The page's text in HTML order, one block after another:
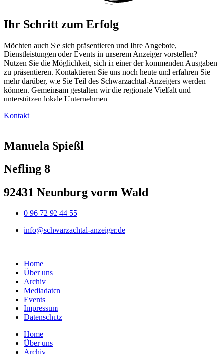
Ihr Schritt zum Erfolg
Möchten auch Sie sich präsentieren und Ihre Angebote,
Dienstleistungen oder Events in unserem Anzeiger vorstellen?
Nutzen Sie die Möglichkeit, sich in einer der kommenden Ausgaben
zu präsentieren. Kontaktieren Sie uns noch heute und erfahren Sie
mehr darüber, wie Sie Teil des Schwarzachtal-Anzeigers werden
können. Gemeinsam gestalten wir die regionale Vielfalt und
unterstützen lokale Unternehmen.
Kontakt
Manuela Spießl
Nefling 8
92431 Neunburg vorm Wald
0 96 72 92 44 55
info@schwarzachtal-anzeiger.de
Home
Über uns
Archiv
Mediadaten
Events
Impressum
Datenschutz
Home
Über uns
Archiv